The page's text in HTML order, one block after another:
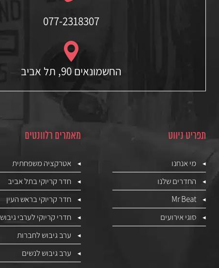
077-2318307
החשמונאים 90, תל אביב
תפריט ניווט
מי אנחנו
החדרים שלנו
Mr Beat
סוגי אירועים
מאמרים רלוונטים
אטרקציה משפחתית
חדר קריוקי בתל אביב
חדר קריוקי בראש העין
חדרי קריוקי לערבי גיבוש
ערב גיבוש לחברות
ערב גיבוש לנשים